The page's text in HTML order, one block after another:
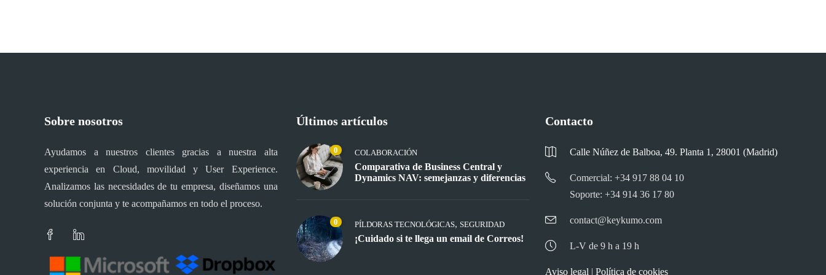
Sobre nosotros
Ayudamos a nuestros clientes gracias a nuestra alta
experiencia en Cloud, movilidad y User Experience.
Analizamos las necesidades de tu empresa, diseñamos una
solución conjunta y te acompañamos en todo el proceso.
Últimos artículos
0 COLABORACIÓN
Comparativa de Business Central y
Dynamics NAV: semejanzas y diferencias
0 PÍLDORAS TECNOLÓGICAS, SEGURIDAD
¡Cuidado si te llega un email de Correos!
Contacto
Calle Núñez de Balboa, 49. Planta 1, 28001 (Madrid)
Comercial: +34 917 88 04 10
Soporte: +34 914 36 17 80
contact@keykumo.com
L-V de 9 h a 19 h
Aviso legal |Política de cookies